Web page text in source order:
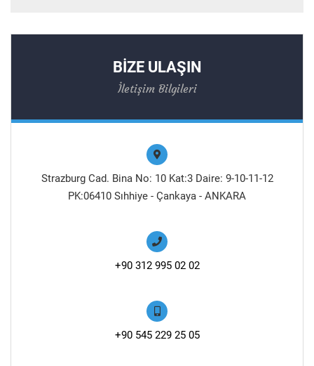
BİZE ULAŞIN
İletişim Bilgileri
Strazburg Cad. Bina No: 10 Kat:3 Daire: 9-10-11-12
PK:06410 Sıhhiye - Çankaya - ANKARA
+90 312 995 02 02
+90 545 229 25 05